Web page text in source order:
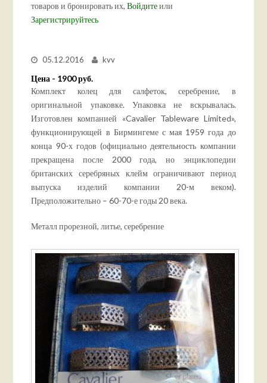
товаров и бронировать их,Войдитеили
Зарегистрируйтесь
05.12.2016 kvv
Цена - 1900 руб.
Комплект колец для салфеток, серебрение, в
оригинальной упаковке. Упаковка не вскрывалась.
Изготовлен компанией «Cavalier Tableware Limited»,
функционирующей в Бирмингеме с мая 1959 года до
конца 90-х годов (официально деятельность компании
прекращена после 2000 года, но энциклопедии
британских серебряных клейм ограничивают период
выпуска изделий компании 20-м веком).
Предположительно – 60-70-е годы 20 века.
Металл прорезной, литье, серебрение